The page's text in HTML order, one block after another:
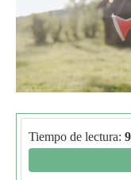
Tiempo de lectura: